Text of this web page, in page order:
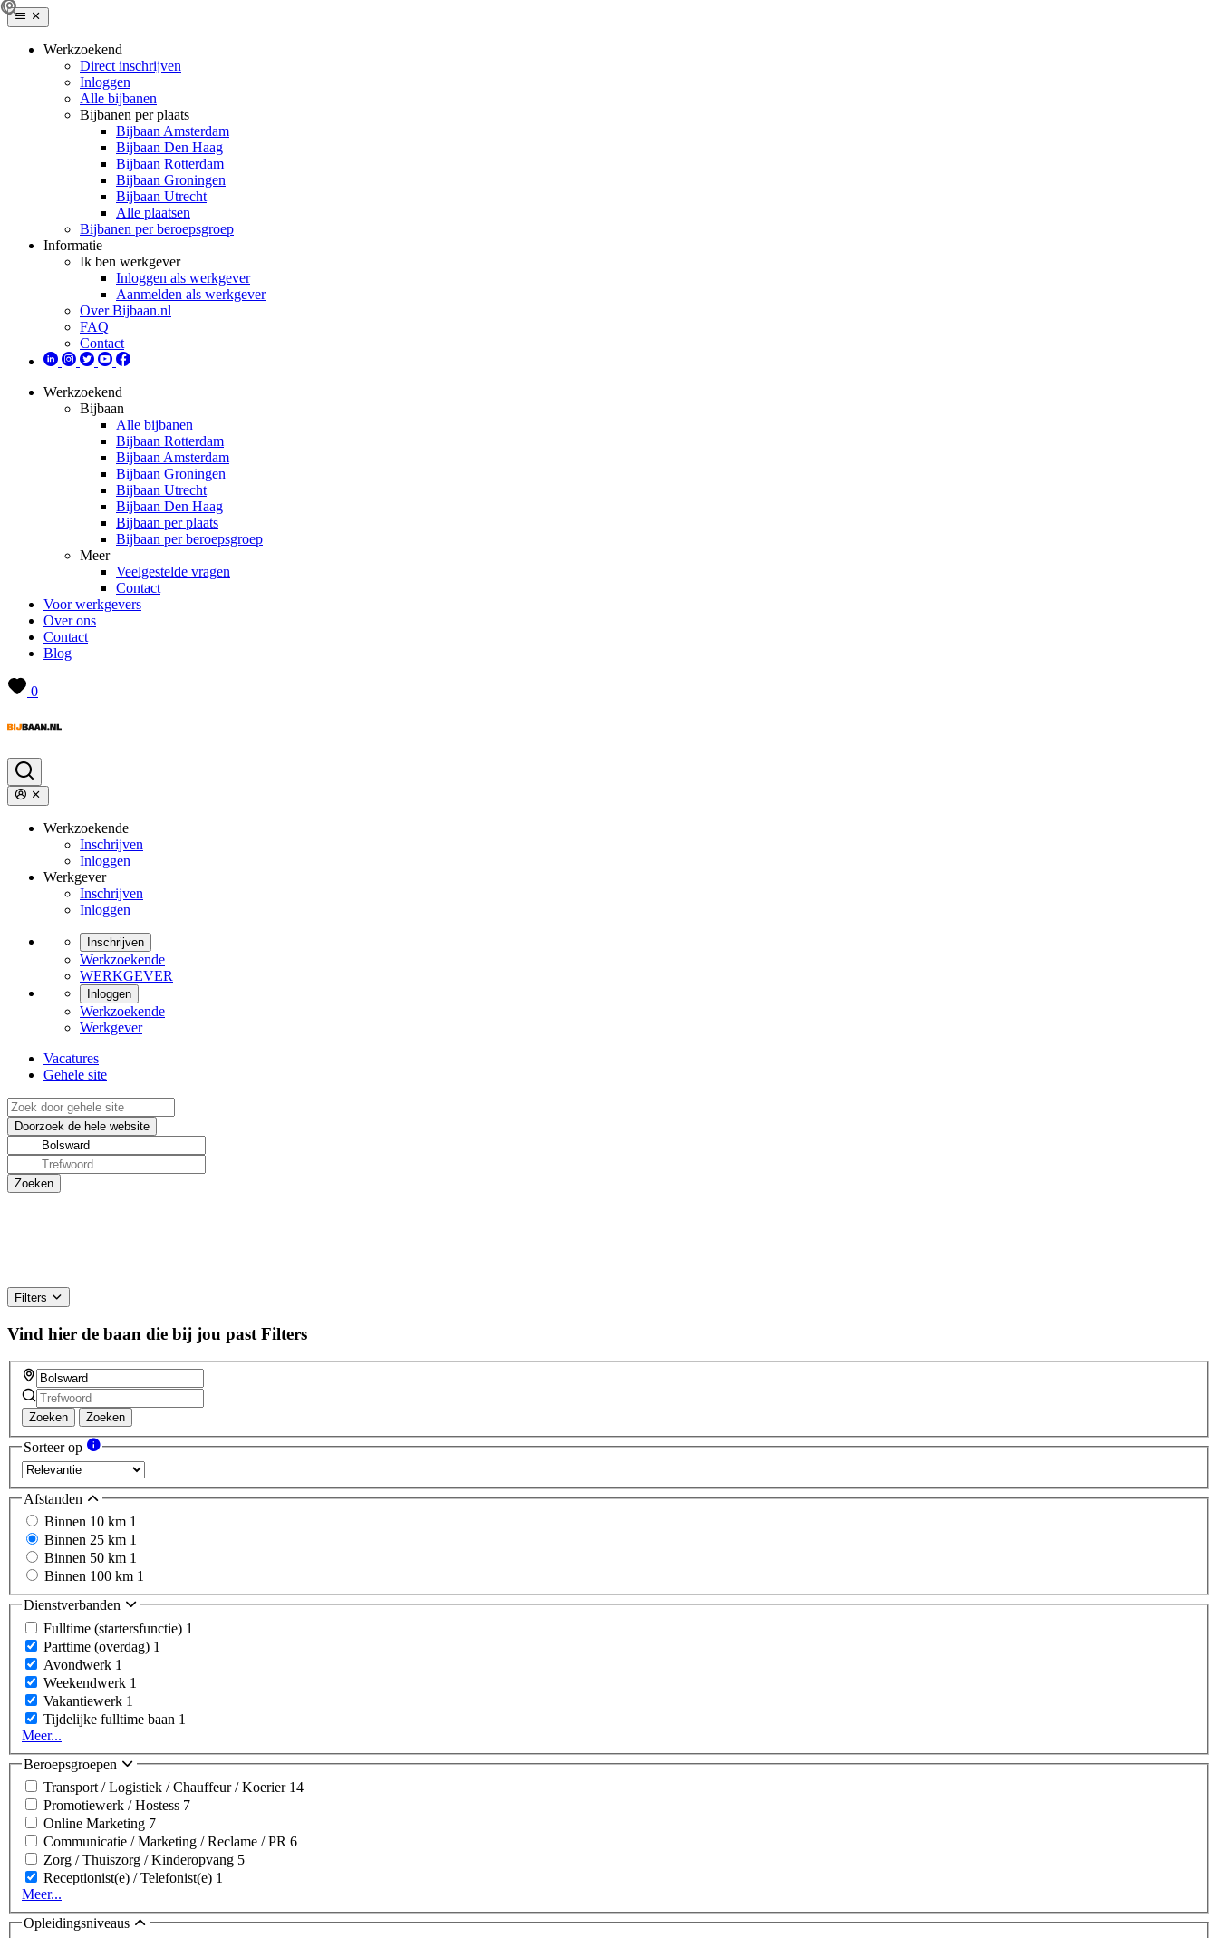
Werkzoekend
Direct inschrijven
Inloggen
Alle bijbanen
Bijbanen per plaats
Bijbaan Amsterdam
Bijbaan Den Haag
Bijbaan Rotterdam
Bijbaan Groningen
Bijbaan Utrecht
Alle plaatsen
Bijbanen per beroepsgroep
Informatie
Ik ben werkgever
Inloggen als werkgever
Aanmelden als werkgever
Over Bijbaan.nl
FAQ
Contact
Werkzoekend
Bijbaan
Alle bijbanen
Bijbaan Rotterdam
Bijbaan Amsterdam
Bijbaan Groningen
Bijbaan Utrecht
Bijbaan Den Haag
Bijbaan per plaats
Bijbaan per beroepsgroep
Meer
Veelgestelde vragen
Contact
Voor werkgevers
Over ons
Contact
Blog
0
Werkzoekende
Inschrijven
Inloggen
Werkgever
Inschrijven
Inloggen
Inschrijven
Werkzoekende
WERKGEVER
Inloggen
Werkzoekende
Werkgever
Vacatures
Gehele site
Filters
Vind hier de baan die bij jou past Filters
Zoeken Zoeken
Sorteer op
Afstanden
Binnen 10 km 1
Binnen 25 km 1
Binnen 50 km 1
Binnen 100 km 1
Dienstverbanden
Fulltime (startersfunctie) 1
Parttime (overdag) 1
Avondwerk 1
Weekendwerk 1
Vakantiewerk 1
Tijdelijke fulltime baan 1
Meer...
Beroepsgroepen
Transport / Logistiek / Chauffeur / Koerier 14
Promotiewerk / Hostess 7
Online Marketing 7
Communicatie / Marketing / Reclame / PR 6
Zorg / Thuiszorg / Kinderopvang 5
Receptionist(e) / Telefonist(e) 1
Meer...
Opleidingsniveaus